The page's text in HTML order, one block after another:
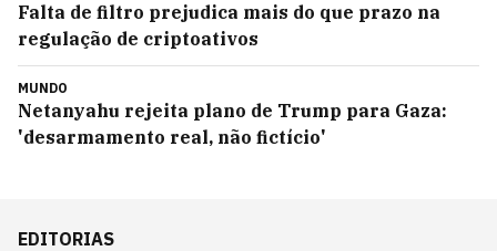
Falta de filtro prejudica mais do que prazo na
regulação de criptoativos
MUNDO
Netanyahu rejeita plano de Trump para Gaza:
'desarmamento real, não fictício'
EDITORIAS